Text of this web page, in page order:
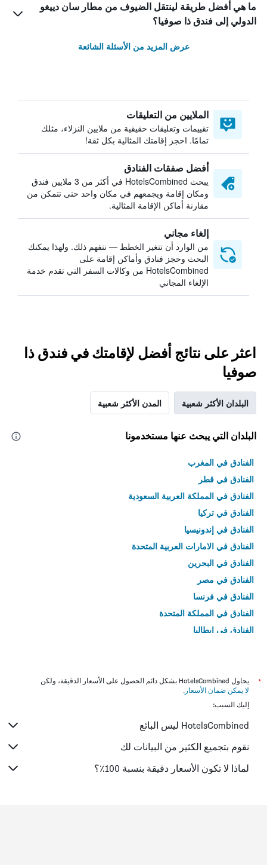
ما هي أفضل طريقة لينتقل الضيوف من مطار سان دييغو
الدولي إلى فندق ذا صوفيا؟
عرض المزيد من الأسئلة الشائعة
الملايين من التعليقات
تقييمات وتعليقات حقيقية من ملايين النزلاء، مثلك
تمامًا. احجز إقامتك المثالية بكل ثقة!
أفضل صفقات الفنادق
يبحث HotelsCombined في أكثر من 3 ملايين فندق
ومكان إقامة ويجمعهم في مكان واحد حتى تتمكن من
مقارنة أماكن الإقامة المثالية.
إلغاء مجاني
من الوارد أن تتغير الخطط — نتفهم ذلك. ولهذا يمكنك
البحث وحجز فنادق وأماكن إقامة على
HotelsCombined من وكالات السفر التي تقدم خدمة
الإلغاء المجاني
اعثر على نتائج أفضل لإقامتك في فندق ذا
صوفيا
البلدان الأكثر شعبية المدن الأكثر شعبية
البلدان التي يبحث عنها مستخدمونا
الفنادق في المغرب
الفنادق في قطر
الفنادق في المملكة العربية السعودية
الفنادق في تركيا
الفنادق في إندونيسيا
الفنادق في الامارات العربية المتحدة
الفنادق في البحرين
الفنادق في مصر
الفنادق في فرنسا
الفنادق في المملكة المتحدة
الفنادق في إيطاليا
*
يحاول HotelsCombined بشكل دائم الحصول على الأسعار الدقيقة، ولكن
لا يمكن ضمان الأسعار .
إليك السبب:
HotelsCombined ليس البائع
نقوم بتجميع الكثير من البيانات لك
لماذا لا تكون الأسعار دقيقة بنسبة 100٪؟